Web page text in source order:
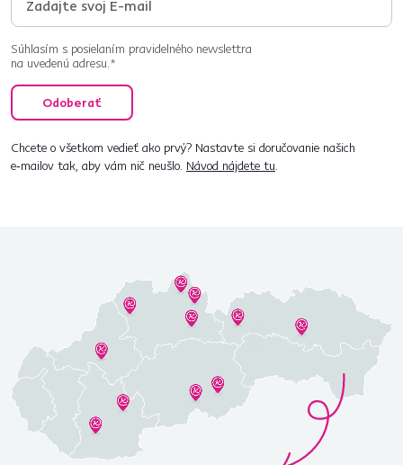
Súhlasím s posielaním pravidelného newslettra
na uvedenú adresu.*
Odoberať
Chcete o všetkom vedieť ako prvý? Nastavte si doručovanie našich
e‑mailov tak, aby vám nič neušlo. Návod nájdete tu.